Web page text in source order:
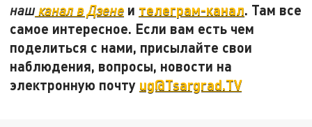
наш канал в Дзене и телеграм-канал. Там все
самое интересное. Если вам есть чем
поделиться с нами, присылайте свои
наблюдения, вопросы, новости на
электронную почту ug@Tsargrad.TV